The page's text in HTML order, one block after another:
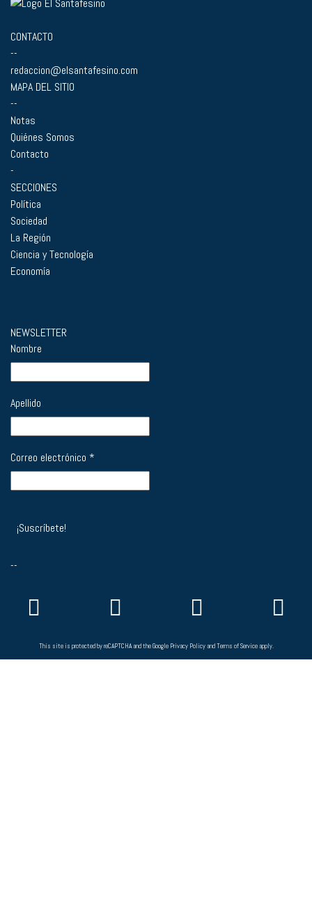
CONTACTO
--
redaccion@elsantafesino.com
MAPA DEL SITIO
--
Notas
Quiénes Somos
Contacto
-
SECCIONES
Política
Sociedad
La Región
Ciencia y Tecnología
Economía
NEWSLETTER
Nombre
Apellido
Correo electrónico *
--
This site is protected by reCAPTCHA and the Google Privacy PolicyandTerms of Serviceapply.